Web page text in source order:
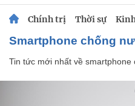
Chính trị Thời sự
smartphone chống
Tin tức mới nhất về smartphone